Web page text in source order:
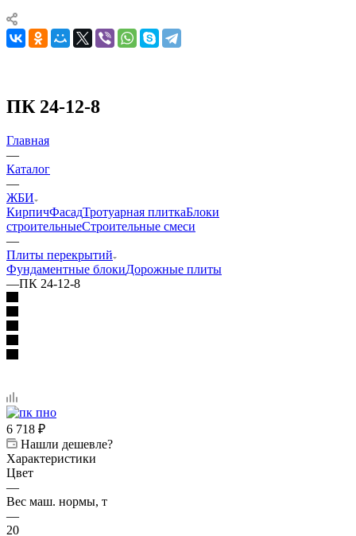
ПК 24-12-8
Главная
—
Каталог
—
ЖБИ
КирпичФасадТротуарная плиткаБлоки
строительныеСтроительные смеси
—
Плиты перекрытий
Фундаментные блокиДорожные плиты
—ПК 24-12-8
6 718 ₽
Нашли дешевле?
Характеристики
Цвет
—
Вес маш. нормы, т
—
20